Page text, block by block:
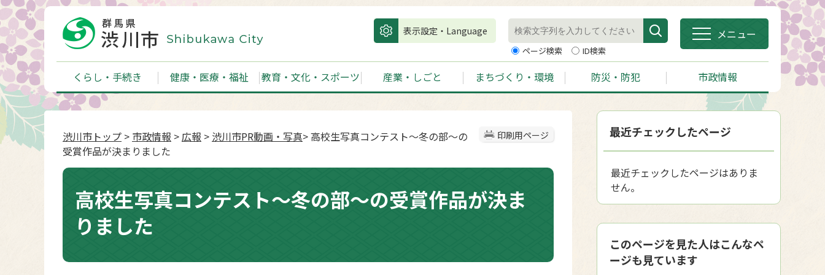
表示設定・Language
ページ検索 ID検索
メニュー
くらし・手続き 健康・医療・福祉 教育・文化・スポーツ 産業・しごと まちづくり・環境 防災・防犯 市政情報
印刷用ページ
渋川市トップ > 市政情報 >広報 > 渋川市PR動画・写真> 高校生写真コンテスト～冬の部～の
受賞作品が決まりました
高校生写真コンテスト～冬の部～の受賞作品が決ま
りました
最近チェックしたページ
最近チェックしたページはありま
せん。
このページを見た人はこんなペ
ージも見ています